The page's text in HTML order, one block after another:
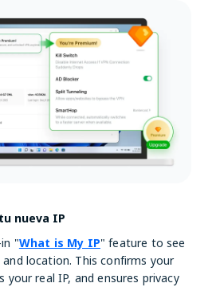
nueva IP
"What is My IP" feature to see
location. This confirms your
your real IP, and ensures privacy